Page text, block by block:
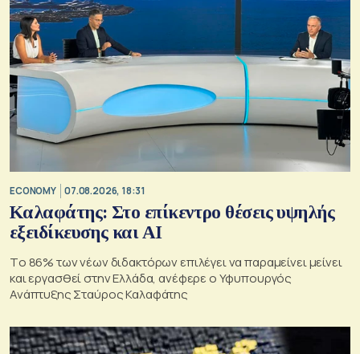
ECONOMY 07.08.2026, 18:31
Καλαφάτης: Στο επίκεντρο θέσεις υψηλής
εξειδίκευσης και AI
Tο 86% των νέων διδακτόρων επιλέγει να παραμείνει μείνει
και εργασθεί στην Ελλάδα, ανέφερε ο Υφυπουργός
Ανάπτυξης Σταύρος Καλαφάτης